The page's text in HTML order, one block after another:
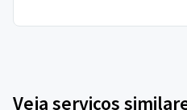
Veja serviços